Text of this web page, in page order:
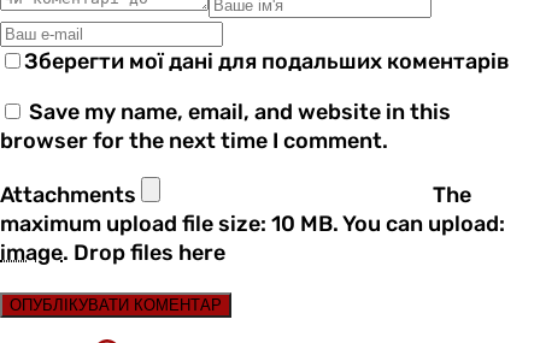
Зберегти мої дані для подальших коментарів
Save my name, email, and website in this
browser for the next time I comment.
Attachments
The
maximum upload file size: 10 MB.You can upload:
image. Drop files here
ОПУБЛІКУВАТИ КОМЕНТАР